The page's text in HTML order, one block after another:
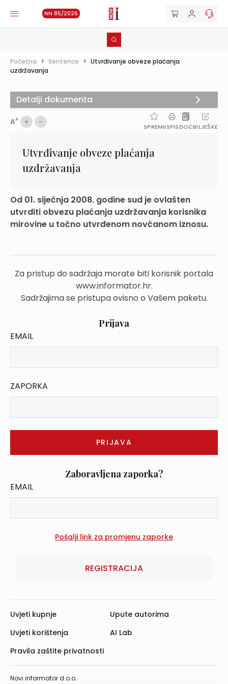
NN 85/2026
Početna > Sentence > Utvrđivanje obveze plaćanja
uzdržavanja
AA
SPREMIISPISDOCBILJEŠKE
Utvrđivanje obveze plaćanja
uzdržavanja
Od 01. siječnja 2008. godine sud je ovlašten
utvrditi obvezu plaćanja uzdržavanja korisnika
mirovine u točno utvrđenom novčanom iznosu.
Za pristup do sadržaja morate biti korisnik portala
www.informator.hr.
Sadržajima se pristupa ovisno o Vašem paketu.
Prijava
EMAIL
ZAPORKA
Zaboravljena zaporka?
EMAIL
REGISTRACIJA
Detalji dokumenta
Novi informator d.o.o.
Uvjeti kupnje
Uvjeti korištenja
Pravila zaštite privatnosti
Upute autorima
AI Lab